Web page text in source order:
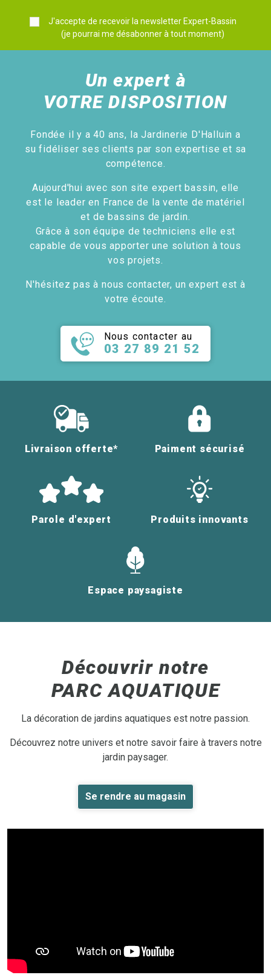
J'accepte de recevoir la newsletter Expert-Bassin
(je pourrai me désabonner à tout moment)
Un expert à
VOTRE DISPOSITION
Fondée il y a 40 ans, la Jardinerie D'Halluin a
su fidéliser ses clients par son expertise et sa
compétence.
Aujourd'hui avec son site expert bassin, elle
est le leader en France de la vente de matériel
et de bassins de jardin.
Grâce à son équipe de techniciens elle est
capable de vous apporter une solution à tous
vos projets.
N'hésitez pas à nous contacter, un expert est à
votre écoute.
Nous contacter au
03 27 89 21 52
Livraison offerte* Paiment sécurisé
Parole d'expert Produits innovants
Espace paysagiste
Découvrir notre
PARC AQUATIQUE
La décoration de jardins aquatiques est notre passion.
Découvrez notre univers et notre savoir faire à travers notre
jardin paysager.
Se rendre au magasin